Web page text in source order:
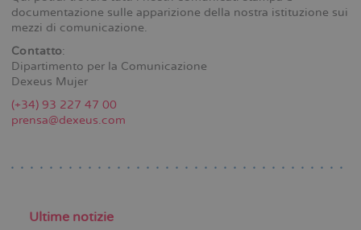
documentazione sulle apparizione della nostra istituzione sui
mezzi di comunicazione.
Contatto:
Dipartimento per la Comunicazione
Dexeus Mujer
(+34) 93 227 47 00
prensa@dexeus.com
Ultime notizie